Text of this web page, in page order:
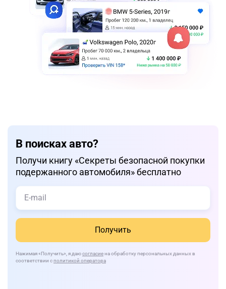
В поисках авто?
Получи книгу «Cекреты безопасной покупки
подержанного автомобиля» бесплатно
Получить
Нажимая «Получить» , я даюсогласиена обработку персональных данных в
соответствии сполитикой оператора